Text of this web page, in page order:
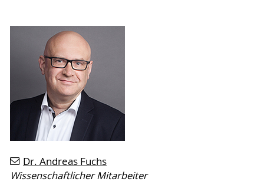
Dr. Andreas Fuchs
Wissenschaftlicher Mitarbeiter